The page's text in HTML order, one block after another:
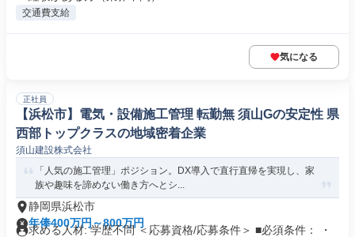
交通費支給
気になる
正社員
【浜松市】電気・設備施工管理 転勤無 須山Gの安定性 県
西部トップクラスの地域密着企業
須山建設株式会社
「人気の施工管理」ポジション。DX導入で直行直帰を実現し、家
族や趣味を諦めない働き方へとシ...
静岡県浜松市
年俸400万円～800万円
求める人材: 学歴不問 ＜応募資格/応募条件＞ ■必須条件： ・